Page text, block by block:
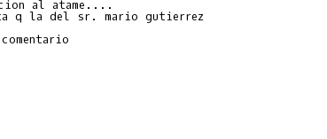
al atame....
q la del sr. mario gutierrez